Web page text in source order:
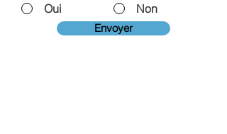
Oui
Non
Envoyer